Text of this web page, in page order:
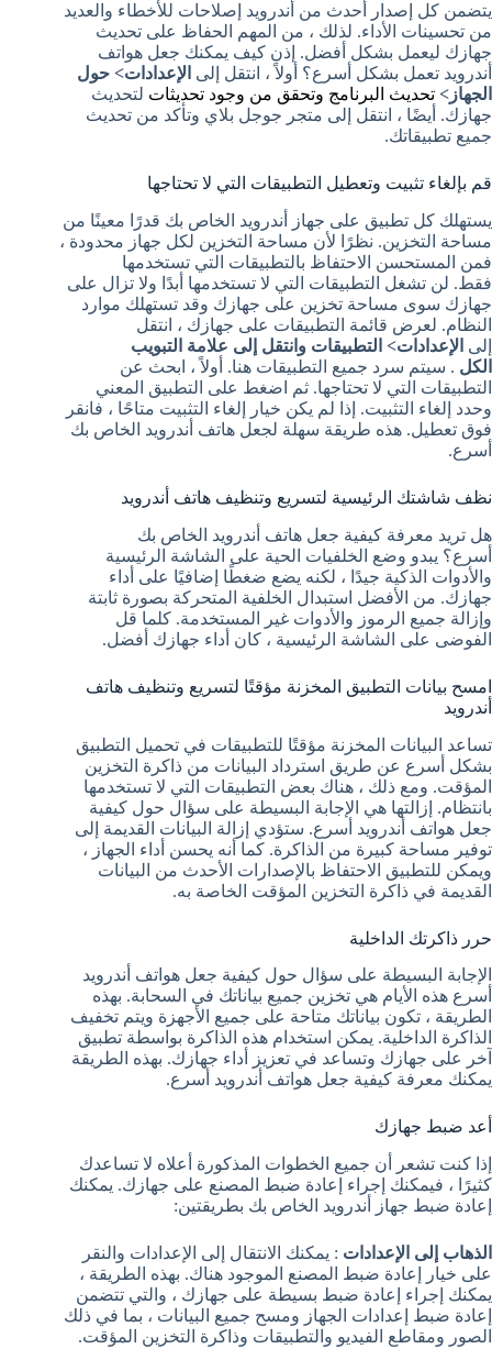
يتضمن كل إصدار أحدث من أندرويد إصلاحات للأخطاء والعديد
من تحسينات الأداء. لذلك ، من المهم الحفاظ على تحديث
جهازك ليعمل بشكل أفضل. إذن كيف يمكنك جعل هواتف
أندرويد تعمل بشكل أسرع؟ أولاً ، انتقل إلى الإعدادات> حول
الجهاز> تحديث البرنامج وتحقق من وجود تحديثات لتحديث
جهازك. أيضًا ، انتقل إلى متجر جوجل بلاي وتأكد من تحديث
جميع تطبيقاتك.
قم بإلغاء تثبيت وتعطيل التطبيقات التي لا تحتاجها
يستهلك كل تطبيق على جهاز أندرويد الخاص بك قدرًا معينًا من
مساحة التخزين. نظرًا لأن مساحة التخزين لكل جهاز محدودة ،
فمن المستحسن الاحتفاظ بالتطبيقات التي تستخدمها
فقط. لن تشغل التطبيقات التي لا تستخدمها أبدًا ولا تزال على
جهازك سوى مساحة تخزين على جهازك وقد تستهلك موارد
النظام. لعرض قائمة التطبيقات على جهازك ، انتقل
إلى الإعدادات> التطبيقات وانتقل إلى علامة التبويب
الكل . سيتم سرد جميع التطبيقات هنا. أولاً ، ابحث عن
التطبيقات التي لا تحتاجها. ثم اضغط على التطبيق المعني
وحدد إلغاء التثبيت. إذا لم يكن خيار إلغاء التثبيت متاحًا ، فانقر
فوق تعطيل. هذه طريقة سهلة لجعل هاتف أندرويد الخاص بك
أسرع.
نظف شاشتك الرئيسية لتسريع وتنظيف هاتف أندرويد
هل تريد معرفة كيفية جعل هاتف أندرويد الخاص بك
أسرع؟ يبدو وضع الخلفيات الحية على الشاشة الرئيسية
والأدوات الذكية جيدًا ، لكنه يضع ضغطًا إضافيًا على أداء
جهازك. من الأفضل استبدال الخلفية المتحركة بصورة ثابتة
وإزالة جميع الرموز والأدوات غير المستخدمة. كلما قل
الفوضى على الشاشة الرئيسية ، كان أداء جهازك أفضل.
امسح بيانات التطبيق المخزنة مؤقتًا لتسريع وتنظيف هاتف
أندرويد
تساعد البيانات المخزنة مؤقتًا للتطبيقات في تحميل التطبيق
بشكل أسرع عن طريق استرداد البيانات من ذاكرة التخزين
المؤقت. ومع ذلك ، هناك بعض التطبيقات التي لا تستخدمها
بانتظام. إزالتها هي الإجابة البسيطة على سؤال حول كيفية
جعل هواتف أندرويد أسرع. ستؤدي إزالة البيانات القديمة إلى
توفير مساحة كبيرة من الذاكرة. كما أنه يحسن أداء الجهاز ،
ويمكن للتطبيق الاحتفاظ بالإصدارات الأحدث من البيانات
القديمة في ذاكرة التخزين المؤقت الخاصة به.
حرر ذاكرتك الداخلية
الإجابة البسيطة على سؤال حول كيفية جعل هواتف أندرويد
أسرع هذه الأيام هي تخزين جميع بياناتك في السحابة. بهذه
الطريقة ، تكون بياناتك متاحة على جميع الأجهزة ويتم تخفيف
الذاكرة الداخلية. يمكن استخدام هذه الذاكرة بواسطة تطبيق
آخر على جهازك وتساعد في تعزيز أداء جهازك. بهذه الطريقة
يمكنك معرفة كيفية جعل هواتف أندرويد أسرع.
أعد ضبط جهازك
إذا كنت تشعر أن جميع الخطوات المذكورة أعلاه لا تساعدك
كثيرًا ، فيمكنك إجراء إعادة ضبط المصنع على جهازك. يمكنك
إعادة ضبط جهاز أندرويد الخاص بك بطريقتين:
الذهاب إلى الإعدادات : يمكنك الانتقال إلى الإعدادات والنقر
على خيار إعادة ضبط المصنع الموجود هناك. بهذه الطريقة ،
يمكنك إجراء إعادة ضبط بسيطة على جهازك ، والتي تتضمن
إعادة ضبط إعدادات الجهاز ومسح جميع البيانات ، بما في ذلك
الصور ومقاطع الفيديو والتطبيقات وذاكرة التخزين المؤقت.